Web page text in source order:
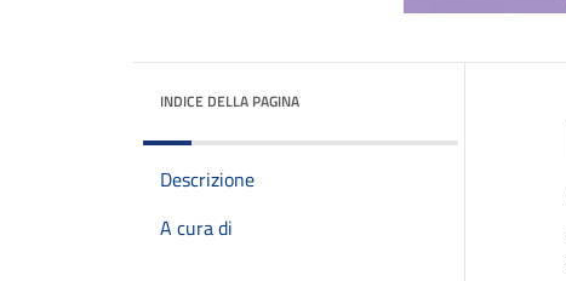
INDICE DELLA PAGINA
Descrizione
A cura di